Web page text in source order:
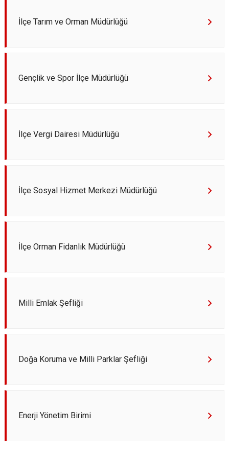
İlçe Tarım ve Orman Müdürlüğü
Gençlik ve Spor İlçe Müdürlüğü
İlçe Vergi Dairesi Müdürlüğü
İlçe Sosyal Hizmet Merkezi Müdürlüğü
İlçe Orman Fidanlık Müdürlüğü
Milli Emlak Şefliği
Doğa Koruma ve Milli Parklar Şefliği
Enerji Yönetim Birimi